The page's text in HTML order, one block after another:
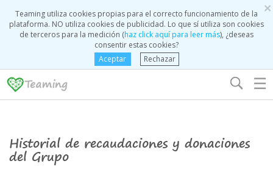
×
Teaming utiliza cookies propias para el correcto funcionamiento de la
plataforma. NO utiliza cookies de publicidad. Lo que sí utiliza son cookies
de terceros para la medición (haz click aquí para leer más), ¿deseas
consentir estas cookies?
Aceptar
Rechazar
☰
Historial de recaudaciones y donaciones
del Grupo